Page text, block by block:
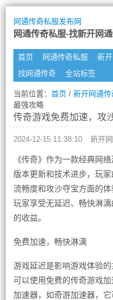
网通传奇私服发布网
网通传奇私服-找新开网
首页 网通传奇私服 新
找网通传奇
全站标签
当前位置： 首页/ 新开网通传
最强攻略
传奇游戏免费加速，攻
2024-12-15 11:38:10 新开
《传奇》作为一款经典网
版本更新和技术进步，玩
流畅度和攻沙夺宝方面的
玩家享受无延迟、畅快淋
的收益。
免费加速，畅快淋漓
游戏延迟是影响游戏体验的
可以使用免费的传奇游戏
加速器，如奇游加速器，它